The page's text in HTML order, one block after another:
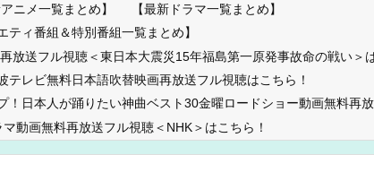
アニメ一覧まとめ】
【最新ドラマ一覧まとめ】
ティ番組＆特別番組一覧まとめ】
放送フル視聴＜東日本大震災15年福島第一原発事故命の戦い＞
テレビ無料日本語吹替映画再放送フル視聴はこちら！
！日本人が踊りたい神曲ベスト30金曜ロードショー動画無料再
動画無料再放送フル視聴＜NHK＞はこちら！